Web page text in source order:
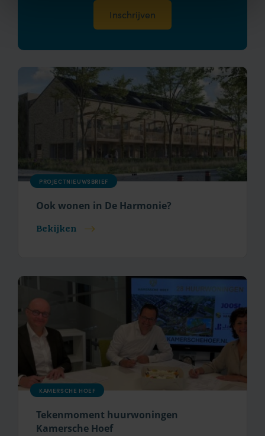
PROJECTNIEUWSBRIEF
Ook wonen in De Harmonie?
Bekijken
KAMERSCHE HOEF
Tekenmoment huurwoningen
Kamersche Hoef